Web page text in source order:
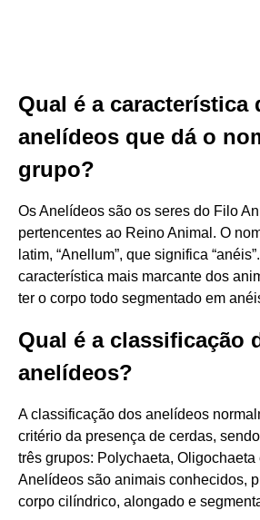
Qual é a característica
anelídeos que dá o
grupo?
Os Anelídeos são os seres do Filo
pertencentes ao Reino Animal. O
latim, “Anellum”, que significa
característica mais marcante dos
ter o corpo todo segmentado em
Qual é a classificação
anelídeos?
A classificação dos anelídeos
critério da presença de cerdas,
três grupos: Polychaeta, Oligochaeta
Anelídeos são animais conhecidos,
corpo cilíndrico, alongado e